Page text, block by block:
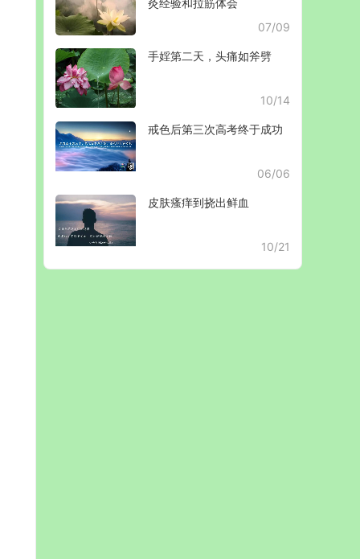
灸经验和拉筋体会
07/09
手婬第二天，头痛如斧劈
10/14
戒色后第三次高考终于成功
06/06
皮肤瘙痒到挠出鲜血
10/21